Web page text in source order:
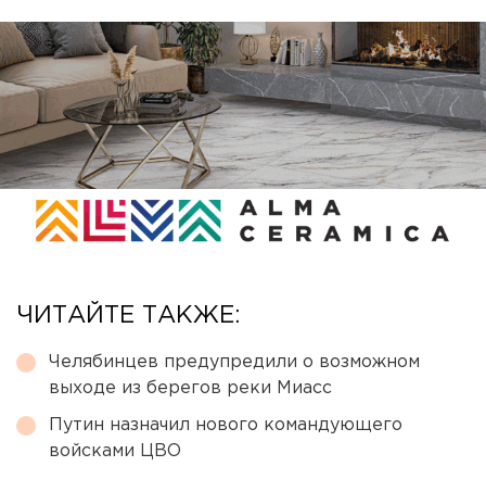
ЧИТАЙТЕ ТАКЖЕ:
Челябинцев предупредили о возможном
выходе из берегов реки Миасс
Путин назначил нового командующего
войсками ЦВО